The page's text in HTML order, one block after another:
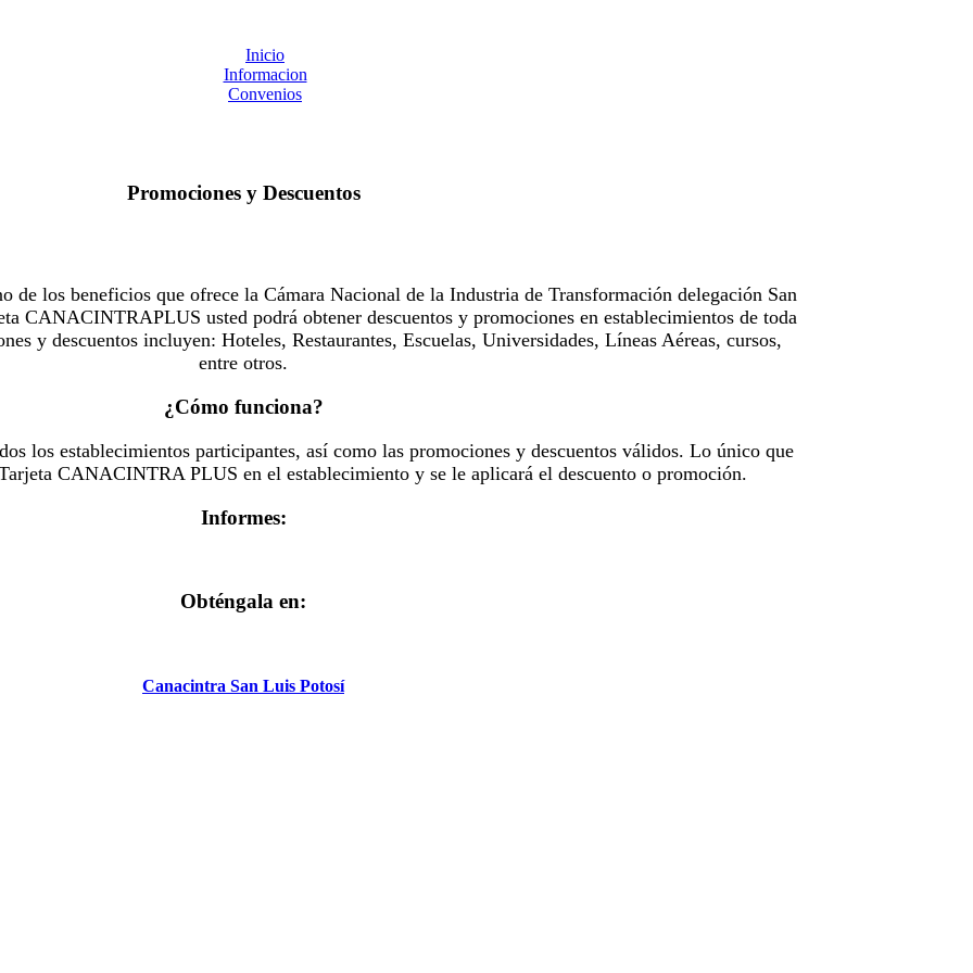
Inicio
Informacion
Convenios
Promociones y Descuentos
los beneficios que ofrece la Cámara Nacional de la Industria de Transformación delegación San
CANACINTRAPLUS usted podrá obtener descuentos y promociones en establecimientos de toda
y descuentos incluyen: Hoteles, Restaurantes, Escuelas, Universidades, Líneas Aéreas, cursos,
entre otros.
¿Cómo funciona?
los establecimientos participantes, así como las promociones y descuentos válidos. Lo único que
CANACINTRA PLUS en el establecimiento y se le aplicará el descuento o promoción.
Informes:
Obténgala en:
Canacintra San Luis Potosí